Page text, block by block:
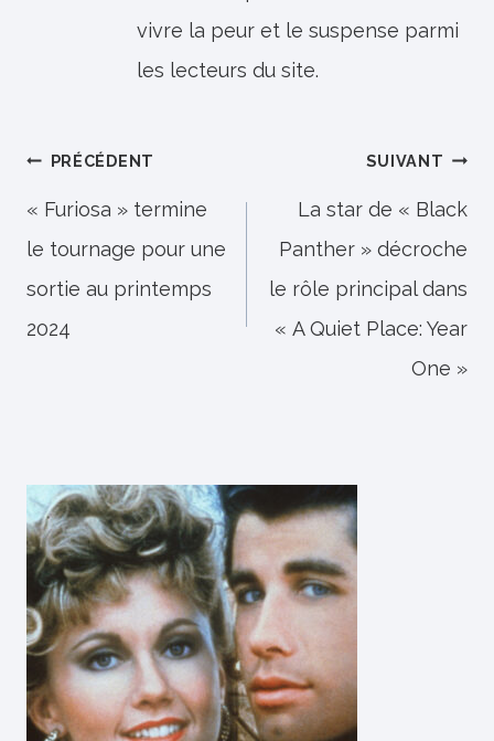
vivre la peur et le suspense parmi
les lecteurs du site.
Navigation
de
l’article
PRÉCÉDENT
« Furiosa » termine
le tournage pour une
sortie au printemps
2024
SUIVANT
La star de « Black
Panther » décroche
le rôle principal dans
« A Quiet Place: Year
One »